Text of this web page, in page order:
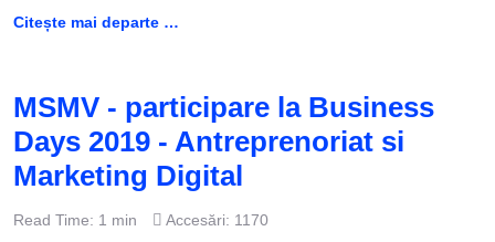
Citește mai departe …
MSMV - participare la Business
Days 2019 - Antreprenoriat si
Marketing Digital
Read Time: 1 min Accesări: 1170